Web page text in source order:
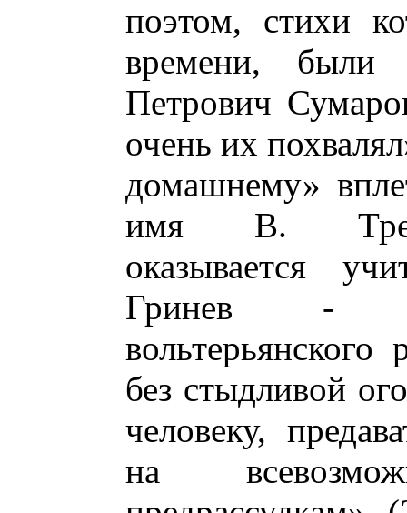
поэтом, стихи
времени, были
Петрович
очень их
домашнему»
имя В.
оказывается
Гринев -
без стыдливой
человеку,
на